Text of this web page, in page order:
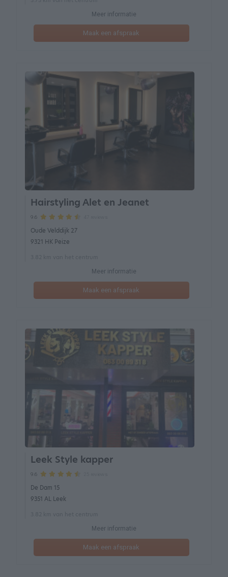
Meer informatie
Maak een afspraak
Hairstyling Alet en Jeanet
9.6
Oude Velddijk 27
9321 HK Peize
Meer informatie
Maak een afspraak
Leek Style kapper
9.6
De Dam 15
9351 AL Leek
Meer informatie
Maak een afspraak